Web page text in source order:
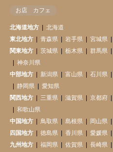
お店 カフェ
北海道地方
北海道
東北地方
青森県 岩手県 宮城県
関東地方
茨城県 栃木県 群馬県
神奈川県
中部地方
新潟県 富山県 石川県
静岡県
愛知県
関西地方
三重県 滋賀県 京都府
和歌山県
中国地方
鳥取県 島根県 岡山県
四国地方
徳島県 香川県 愛媛県
九州地方
福岡県 佐賀県 長崎県